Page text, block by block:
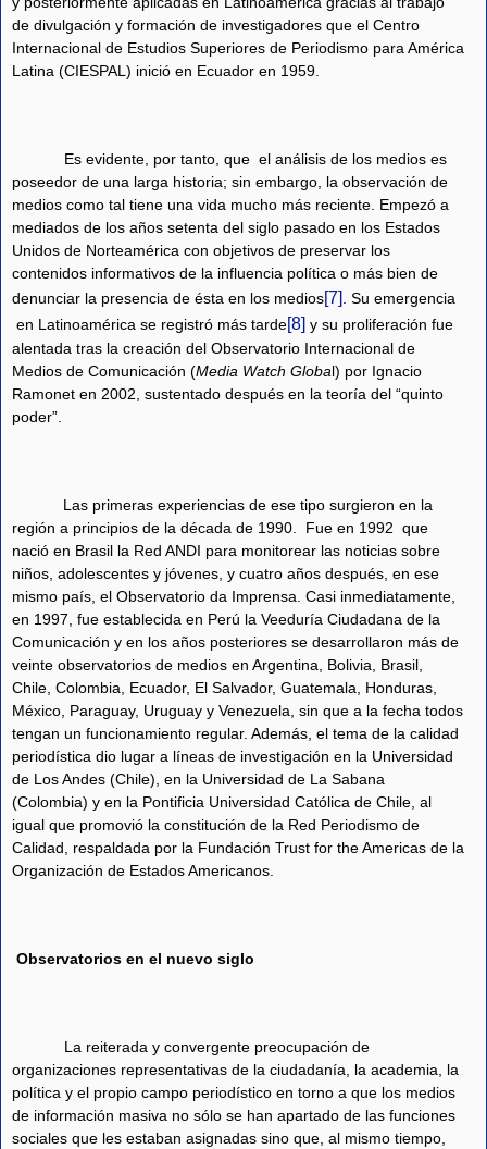
de divulgación y formación de investigadores que el Centro
Internacional de Estudios Superiores de Periodismo para América
Latina (CIESPAL) inició en Ecuador en 1959.
Es evidente, por tanto, que el análisis de los medios es
poseedor de una larga historia; sin embargo, la observación de
medios como tal tiene una vida mucho más reciente. Empezó a
mediados de los años setenta del siglo pasado en los Estados
Unidos de Norteamérica con objetivos de preservar los
contenidos informativos de la influencia política o más bien de
denunciar la presencia de ésta en los medios[7]
. Su emergencia
en Latinoamérica se registró más tarde[8] y su proliferación fue
alentada tras la creación del Observatorio Internacional de
Medios de Comunicación (Media Watch Global) por Ignacio
Ramonet en 2002, sustentado después en la teoría del “quinto
poder”.
Las primeras experiencias de ese tipo surgieron en la
región a principios de la década de 1990.
Fue en 1992 que
nació en Brasil la Red ANDI para monitorear las noticias sobre
niños, adolescentes y jóvenes, y cuatro años después, en ese
mismo país, el Observatorio da Imprensa. Casi inmediatamente,
en 1997, fue establecida en Perú la Veeduría Ciudadana de la
Comunicación y en los años posteriores se desarrollaron más de
veinte observatorios de medios en Argentina, Bolivia, Brasil,
Chile, Colombia, Ecuador, El Salvador, Guatemala, Honduras,
México, Paraguay, Uruguay y Venezuela, sin que a la fecha todos
tengan un funcionamiento regular. Además, el tema de la calidad
periodística dio lugar a líneas de investigación en la Universidad
de Los Andes (Chile), en la Universidad de La Sabana
(Colombia) y en la Pontificia Universidad Católica de Chile, al
igual que promovió la constitución de la Red Periodismo de
Calidad, respaldada por la Fundación Trust for the Americas de la
Organización de Estados Americanos.
Observatorios en el nuevo siglo
La reiterada y convergente preocupación de
organizaciones representativas de la ciudadanía, la academia, la
política y el propio campo periodístico en torno a que los medios
de información masiva no sólo se han apartado de las funciones
sociales que les estaban asignadas sino que, al mismo tiempo,